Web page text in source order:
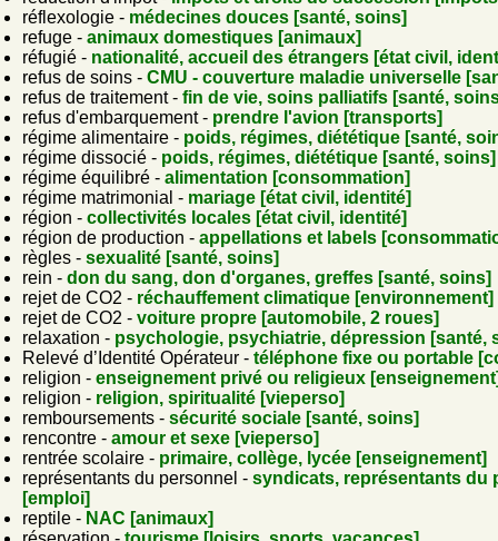
réflexologie - médecines douces [santé, soins]
refuge - animaux domestiques [animaux]
réfugié - nationalité, accueil des étrangers [état civil,
refus de soins - CMU - couverture maladie universelle
refus de traitement - fin de vie, soins palliatifs [santé,
refus d'embarquement - prendre l'avion [transports]
régime alimentaire - poids, régimes, diététique [santé,
régime dissocié - poids, régimes, diététique [santé, soins]
régime équilibré - alimentation [consommation]
régime matrimonial - mariage [état civil, identité]
région - collectivités locales [état civil, identité]
région de production - appellations et labels
règles - sexualité [santé, soins]
rein - don du sang, don d'organes, greffes [santé, soins]
rejet de CO2 - réchauffement climatique [environnement]
rejet de CO2 - voiture propre [automobile, 2 roues]
relaxation - psychologie, psychiatrie, dépression [santé,
Relevé d’Identité Opérateur - téléphone fixe ou portable
religion - enseignement privé ou religieux
religion - religion, spiritualité [vieperso]
remboursements - sécurité sociale [santé, soins]
rencontre - amour et sexe [vieperso]
rentrée scolaire - primaire, collège, lycée [enseignement]
représentants du personnel - syndicats, représentants du
[emploi]
reptile - NAC [animaux]